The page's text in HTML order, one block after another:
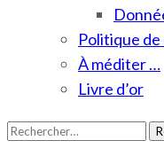
Politique
À méditer …
Livre d’or
Rechercher :